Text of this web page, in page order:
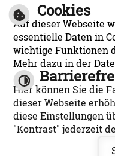
Inhalt
© cm city
Cookies
Auf dieser Webseite
essentielle Daten in
wichtige Funktionen
Mehr dazu in der
Hier können Sie die
dieser Webseite
diese Einstellungen
"Kontrast" jederzeit